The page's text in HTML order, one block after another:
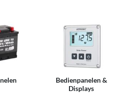
Bedienpanelen &
Displays